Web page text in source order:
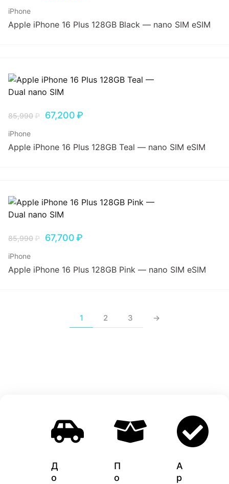
iPhone
Apple iPhone 16 Plus 128GB Black — nano SIM eSIM
85,990₽ 67,200₽
iPhone
Apple iPhone 16 Plus 128GB Teal — nano SIM eSIM
85,990₽ 67,700₽
iPhone
Apple iPhone 16 Plus 128GB Pink — nano SIM eSIM
1 2 3 →
Д
о
П
о
A
p